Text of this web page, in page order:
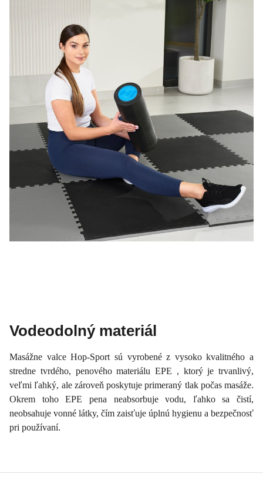
Vodeodolný materiál
Masážne valce Hop-Sport sú vyrobené z vysoko kvalitného a
stredne tvrdého, penového materiálu EPE , ktorý je trvanlivý,
veľmi ľahký, ale zároveň poskytuje primeraný tlak počas masáže.
Okrem toho EPE pena neabsorbuje vodu, ľahko sa čistí,
neobsahuje vonné látky, čím zaisťuje úplnú hygienu a bezpečnosť
pri používaní.